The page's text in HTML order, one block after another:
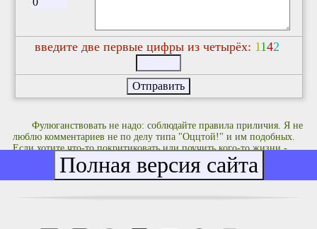
введите две первые цифры из четырёх: 1142
Фулюганствовать не надо: соблюдайте правила приличия. Я не
люблю комментариев не по делу типа "Оццтой!" и им подобных.
Если хотите что-то покритиковать или поучить кого-то жизни -
делайте это с чувством, с толком и с расстановкой.